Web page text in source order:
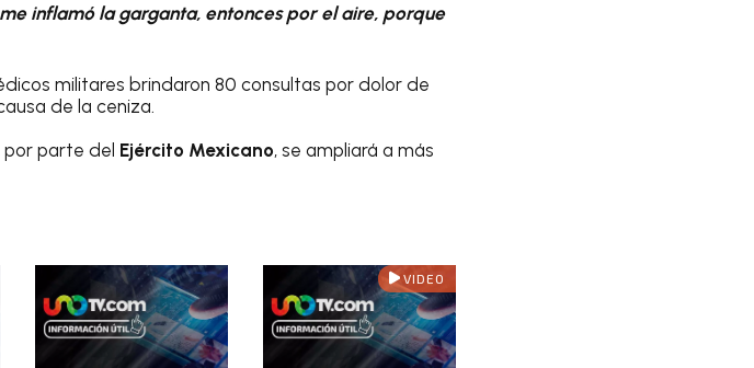
inflamó la garganta, entonces por el aire, porque
militares brindaron 80 consultas por dolor de
de la ceniza.
por parte del Ejército Mexicano, se ampliará a más
VIDEO